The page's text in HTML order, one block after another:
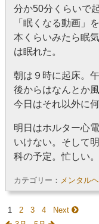
分か50分くらいで
「眠くなる動画」
本くらいみたら眠
は眠れた。
朝は９時に起床。
後からはなんとか
今日はそれ以外に
明日はホルター心
いけない。そして
科の予定。忙しい。
カテゴリー： メンタル
1 2 3 4
Next